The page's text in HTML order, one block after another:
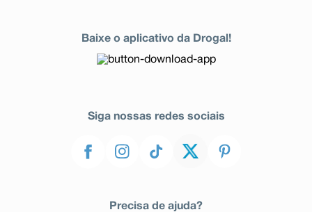
Baixe o aplicativo da Drogal!
Siga nossas redes sociais
Precisa de ajuda?